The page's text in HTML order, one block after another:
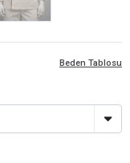
Beden Tablosu